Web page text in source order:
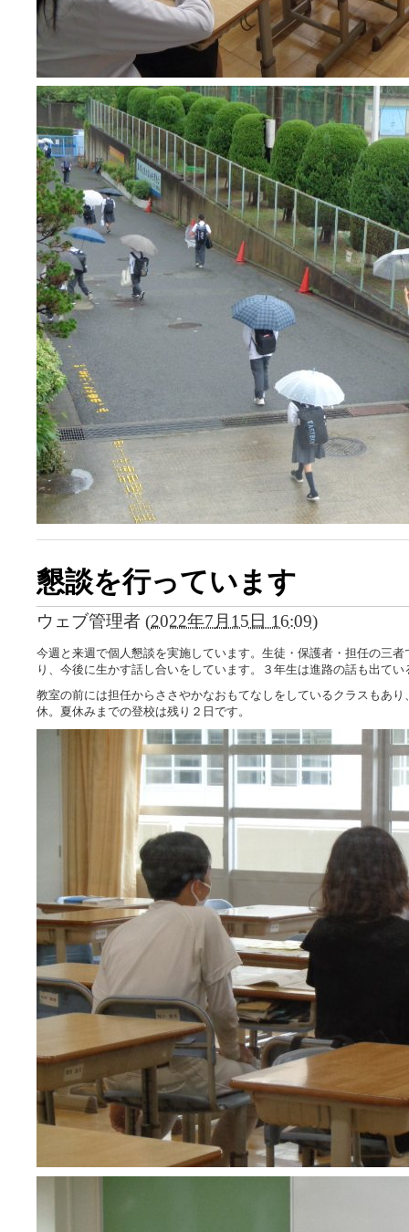
懇談を行っています
ウェブ管理者 (2022年7月15日 16:09)
今週と来週で個人懇談を実施しています。生徒・保護者・担任の三
り、今後に生かす話し合いをしています。３年生は進路の話も出て
教室の前には担任からささやかなおもてなしをしているクラスもあ
休。夏休みまでの登校は残り２日です。